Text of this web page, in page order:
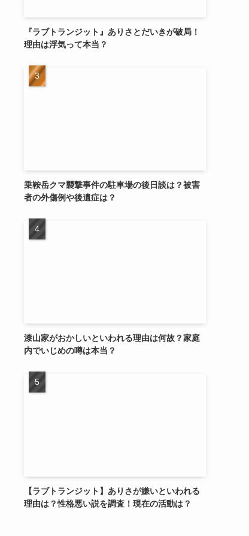
『ラブトランジット』ありさとだいきが破局！
理由は浮気って本当？
乗鞍岳クマ襲撃事件の駐車場の後日談は？被害
者の外傷例や後遺症は？
漆山家がおかしいといわれる理由は何故？家庭
内でいじめの噂は本当？
【ラブトランジット】ありさが嫌いといわれる
理由は？性格悪い説を調査！現在の活動は？